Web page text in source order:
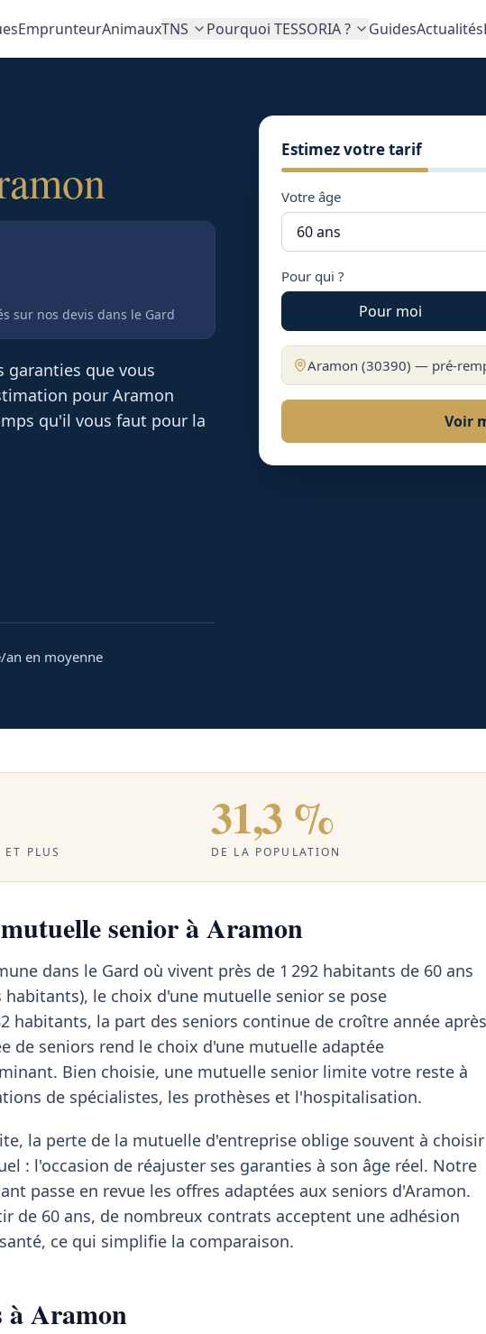
EmprunteurAnimauxTNS Pourquoi TESSORIA ? GuidesActualités
sur nos devis dans le Gard
que vous
pour Aramon
qu'il vous faut pour la
an en moyenne
Estimez votre tarif
Votre âge
Pour qui ?
Pour moi
Aramon (30390) — pré-
Voir
PLUS
31,3 %
DE LA POPULATION
senior à Aramon
dans le Gard où vivent près de 1 292 habitants de 60 ans
habitants), le choix d'une mutuelle senior se pose
habitants, la part des seniors continue de croître année après
de seniors rend le choix d'une mutuelle adaptée
Bien choisie, une mutuelle senior limite votre reste à
de spécialistes, les prothèses et l'hospitalisation.
la perte de la mutuelle d'entreprise oblige souvent à choisir
: l'occasion de réajuster ses garanties à son âge réel. Notre
passe en revue les offres adaptées aux seniors d'Aramon.
de 60 ans, de nombreux contrats acceptent une adhésion
ce qui simplifie la comparaison.
à Aramon